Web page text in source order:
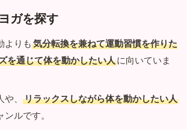
ガを探す
よりも 気分転換を兼ねて運動習慣を作りた
を通じて体を動かしたい人に向いていま
、
リラックスしながら体を動かしたい人
ルです。